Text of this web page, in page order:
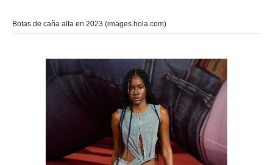
Botas de caña alta en 2023 (images.hola.com)